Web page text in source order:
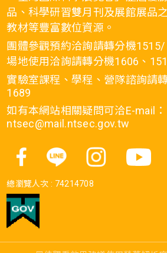
品、科學研習雙月刊及展館展品
教材等豐富數位資源。
團體參觀預約洽詢請轉分機1515/
場地使用洽詢請轉分機1606、
實驗室課程、學程、營隊諮詢請
1689
如有本網站相關疑問可洽E-mail：
ntsec@mail.ntsec.gov.tw
總瀏覽人次 : 74214708